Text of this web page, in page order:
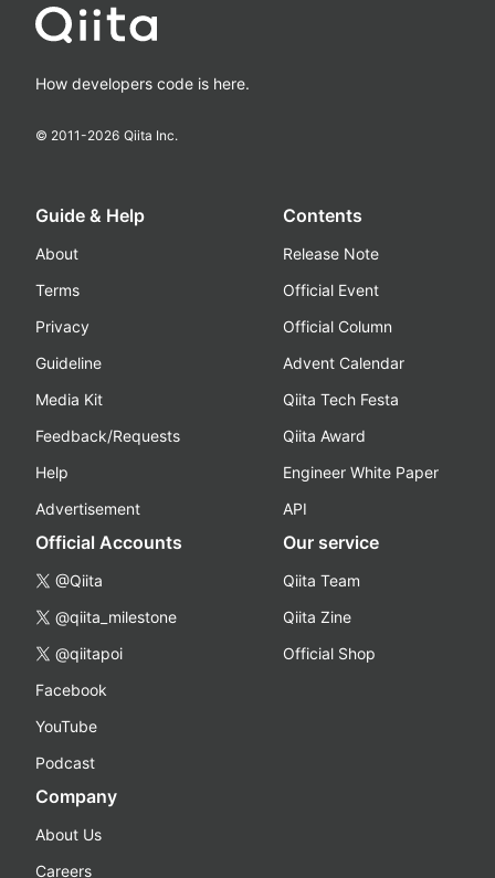
How developers code is here.
© 2011-2026 Qiita Inc.
Guide & Help
About
Terms
Privacy
Guideline
Media Kit
Feedback/Requests
Help
Advertisement
Contents
Release Note
Official Event
Official Column
Advent Calendar
Qiita Tech Festa
Qiita Award
Engineer White Paper
API
Official Accounts
@Qiita
@qiita_milestone
@qiitapoi
Facebook
YouTube
Podcast
Our service
Qiita Team
Qiita Zine
Official Shop
Company
About Us
Careers